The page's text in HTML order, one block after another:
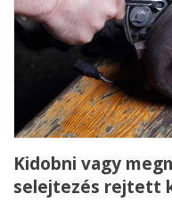
Kidobni vagy
selejtezés rejtett